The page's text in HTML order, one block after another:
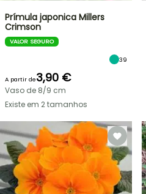
Prímula japonica Millers
Crimson
VALOR SEGURO
39
A partir de3,90 €
Vaso de 8/9 cm
Existe em 2 tamanhos